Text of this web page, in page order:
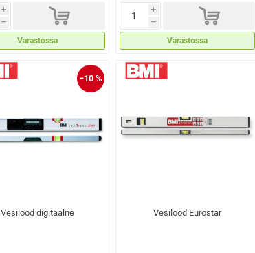
i
h d
Varastossa
i
h d
Varastossa
−10 %
Vesilood digitaalne Vesilood Eurostar